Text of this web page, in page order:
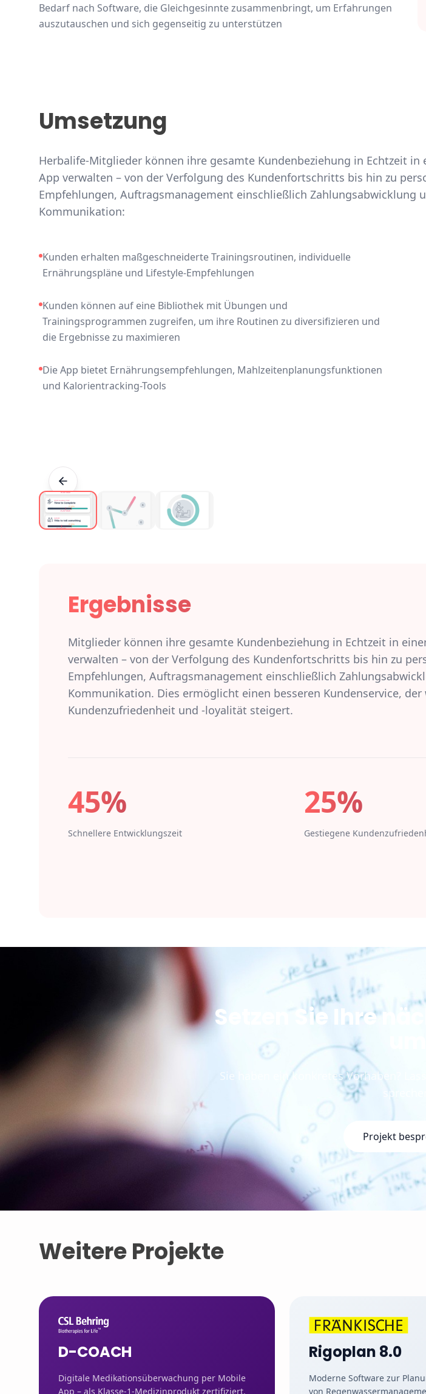
Bedarf nach Software, die Gleichgesinnte zusammenbringt, um Erfahrungen
auszutauschen und sich gegenseitig zu unterstützen
Umsetzung
Herbalife-Mitglieder können ihre gesamte Kundenbeziehung in Echtzeit in
App verwalten – von der Verfolgung des Kundenfortschritts bis hin zu
Empfehlungen, Auftragsmanagement einschließlich Zahlungsabwicklung
Kommunikation:
Kunden erhalten maßgeschneiderte Trainingsroutinen, individuelle
Ernährungspläne und Lifestyle-Empfehlungen
Kunden können auf eine Bibliothek mit Übungen und
Trainingsprogrammen zugreifen, um ihre Routinen zu diversifizieren und
die Ergebnisse zu maximieren
Die App bietet Ernährungsempfehlungen, Mahlzeitenplanungsfunktionen
und Kalorientracking-Tools
Ergebnisse
Mitglieder können ihre gesamte Kundenbeziehung in Echtzeit in
verwalten – von der Verfolgung des Kundenfortschritts bis hin zu
Empfehlungen, Auftragsmanagement einschließlich
Kommunikation. Dies ermöglicht einen besseren Kundenservice,
Kundenzufriedenheit und -loyalität steigert.
45%
Schnellere Entwicklungszeit
25%
Gestiegene
Setzen Sie Ihre
Sie haben ein konkretes Vorhaben?
sprechen.
Projekt
Weitere Projekte
D-COACH
Digitale Medikationsüberwachung per Mobile
App – als Klasse-1-Medizinprodukt zertifiziert.
Rigoplan 8.0
Moderne Software zur
von